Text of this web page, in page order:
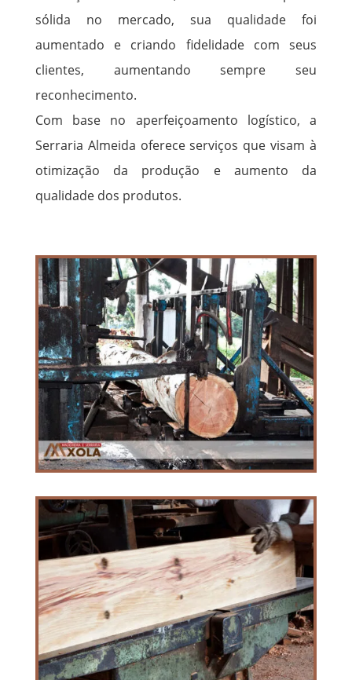
sólida no mercado, sua qualidade foi
aumentado e criando fidelidade com seus
clientes, aumentando sempre seu
reconhecimento.
Com base no aperfeiçoamento logístico, a
Serraria Almeida oferece serviços que visam à
otimização da produção e aumento da
qualidade dos produtos.